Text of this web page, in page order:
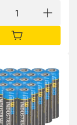
IN DEN WARENKORB